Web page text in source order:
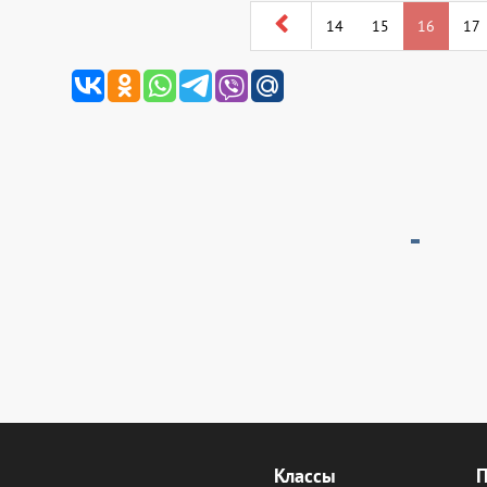
14 15 16 17
Классы